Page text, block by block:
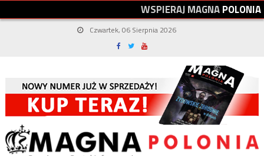
WSPIERAJMAGNAPOLONIA
Czwartek, 06 Sierpnia 2026